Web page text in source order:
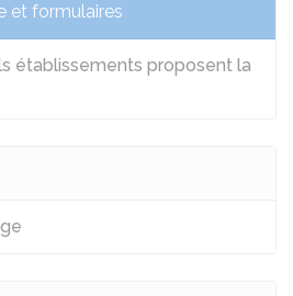
et formulaires
établissements proposent la